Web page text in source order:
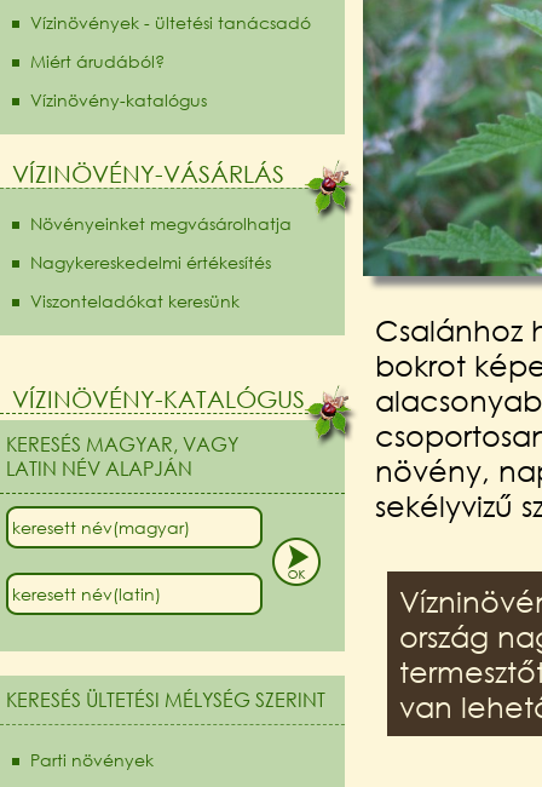
Vízinövények - ültetési tanácsadó
Miért árudából?
Vízinövény-katalógus
VÍZINÖVÉNY-VÁSÁRLÁS
Növényeinket megvásárolhatja
Nagykereskedelmi értékesítés
Viszonteladókat keresünk
VÍZINÖVÉNY-KATALÓGUS
KERESÉS MAGYAR, VAGY
LATIN NÉV ALAPJÁN
KERESÉS ÜLTETÉSI MÉLYSÉG SZERINT
Parti növények
Csalánhoz
bokrot
növény,
sekélyvizű
ország
van